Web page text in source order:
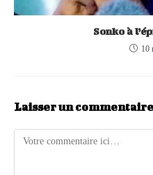
Sonko à
10
Laisser un commentaire